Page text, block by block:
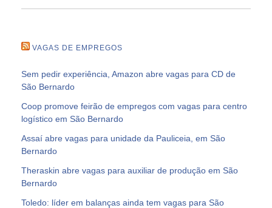
VAGAS DE EMPREGOS
Sem pedir experiência, Amazon abre vagas para CD de
São Bernardo
Coop promove feirão de empregos com vagas para centro
logístico em São Bernardo
Assaí abre vagas para unidade da Pauliceia, em São
Bernardo
Theraskin abre vagas para auxiliar de produção em São
Bernardo
Toledo: líder em balanças ainda tem vagas para São